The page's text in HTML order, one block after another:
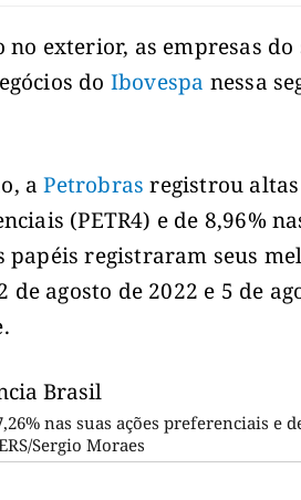
exterior, as empresas do
do Ibovespa nessa
a Petrobras registrou altas
(PETR4) e de 8,96%
papéis registraram seus
de agosto de 2022 e 5 de
nas suas ações preferenciais e
Sergio Moraes